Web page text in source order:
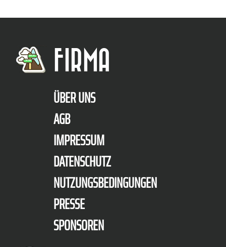
FIRMA
ÜBER UNS
AGB
IMPRESSUM
DATENSCHUTZ
NUTZUNGSBEDINGUNGEN
PRESSE
SPONSOREN